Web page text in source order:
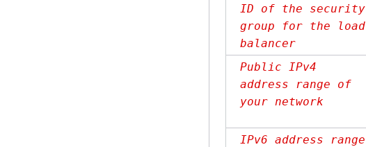
ID of the security
group for the load
balancer
Public IPv4
address range of
your network
IPv6 address range